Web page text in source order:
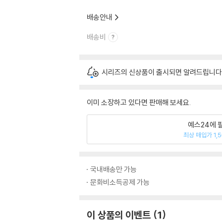
배송안내
배송비
시리즈의 신상품이 출시되면 알려드립니
이미 소장하고 있다면 판매해 보세요.
예스24에
최상 매입가
국내배송만 가능
문화비소득공제 가능
이 상품의 이벤트 1